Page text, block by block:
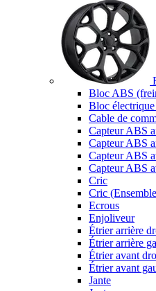
Bloc ABS
Bloc
Cable de
Capteur ABS
Capteur ABS
Capteur ABS
Capteur ABS
Cric
Cric
Ecrous
Enjoliveur
Étrier arrière
Étrier arrière
Étrier avant
Étrier avant
Jante